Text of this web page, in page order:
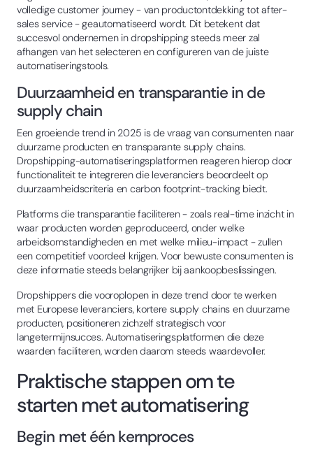
volledige customer journey - van productontdekking tot after-
sales service - geautomatiseerd wordt. Dit betekent dat
succesvol ondernemen in dropshipping steeds meer zal
afhangen van het selecteren en configureren van de juiste
automatiseringstools.
Duurzaamheid en transparantie in de
supply chain
Een groeiende trend in 2025 is de vraag van consumenten naar
duurzame producten en transparante supply chains.
Dropshipping-automatiseringsplatformen reageren hierop door
functionaliteit te integreren die leveranciers beoordeelt op
duurzaamheidscriteria en carbon footprint-tracking biedt.
Platforms die transparantie faciliteren - zoals real-time inzicht in
waar producten worden geproduceerd, onder welke
arbeidsomstandigheden en met welke milieu-impact - zullen
een competitief voordeel krijgen. Voor bewuste consumenten is
deze informatie steeds belangrijker bij aankoopbeslissingen.
Dropshippers die vooroplopen in deze trend door te werken
met Europese leveranciers, kortere supply chains en duurzame
producten, positioneren zichzelf strategisch voor
langetermijnsucces. Automatiseringsplatformen die deze
waarden faciliteren, worden daarom steeds waardevoller.
Praktische stappen om te
starten met automatisering
Begin met één kernproces